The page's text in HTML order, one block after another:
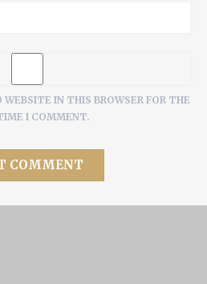
WEBSITE IN THIS BROWSER FOR THE
I COMMENT.